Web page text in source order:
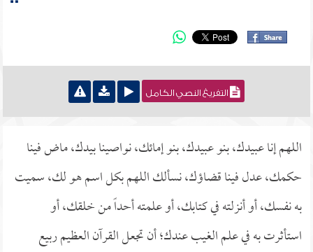
التفريغ النصي الكامل
اللهم إنا عبيدك، بنو عبيدك، بنو إمائك، نواصينا بيدك، ماض فينا
حكمك، عدل فينا قضاؤك، نسألك اللهم بكل اسم هو لك، سميت
به نفسك، أو أنزلته في كتابك، أو علمته أحداً من خلقك، أو
استأثرت به في علم الغيب عندك؛ أن تجعل القرآن العظيم ربيع